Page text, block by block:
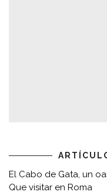
El Cabo de Gata, un
Que visitar en Roma